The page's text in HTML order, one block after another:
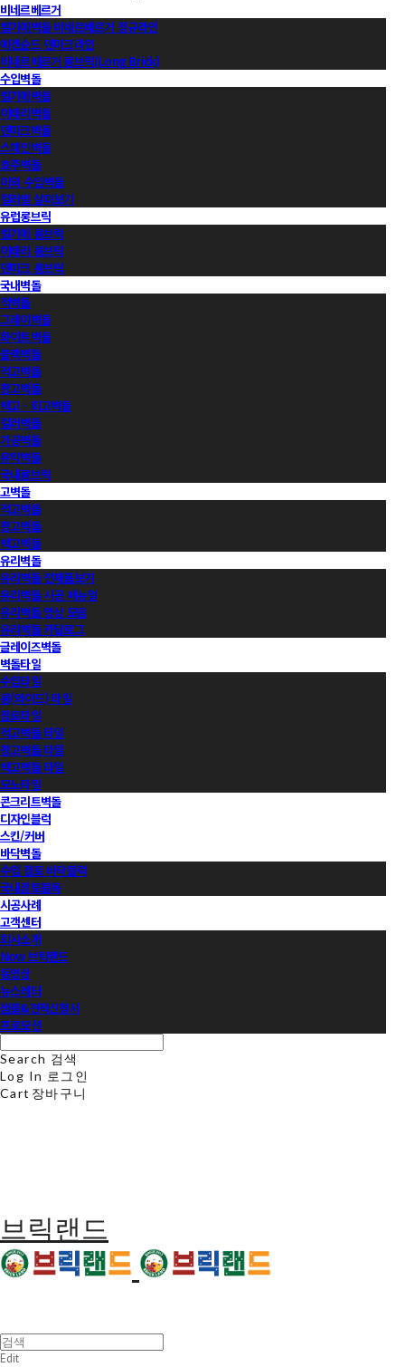
비네르베르거
벨기에벽돌 비네르베르거 정규라인
에겐순드 덴마크라인
비네르베르거 롱브릭(Long Brick)
수입벽돌
벨기에벽돌
이태리벽돌
덴마크벽돌
스페인벽돌
호주벽돌
이외 수입벽돌
컬러별 살펴보기
유럽롱브릭
벨기에 롱브릭
이태리 롱브릭
덴마크 롱브릭
국내벽돌
적벽돌
그레이벽돌
화이트벽돌
블랙벽돌
적고벽돌
청고벽돌
백고ㆍ회고벽돌
컬러벽돌
가공벽돌
유약벽돌
국내롱브릭
고벽돌
적고벽돌
청고벽돌
백고벽돌
유리벽돌
유리벽돌 전제품보기
유리벽돌 시공 매뉴얼
유리벽돌 영상 모음
유리벽돌 카달로그
글레이즈벽돌
벽돌타일
수입타일
롱(와이드) 타일
점토타일
적고벽돌 타일
청고벽돌 타일
백고벽돌 타일
모노타일
콘크리트벽돌
디자인블럭
스킨/커버
바닥벽돌
수입 점토 바닥블럭
국내점토블록
시공사례
고객센터
회사소개
Now 브릭랜드
동영상
뉴스레터
샘플&견적신청서
프로모션
Search 검색
Log In 로그인
Cart 장바구니
브릭랜드
Edit